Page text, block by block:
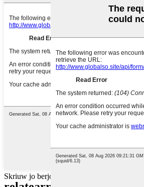
Skriuw jo berjocht hjir en stjoer it nei ús